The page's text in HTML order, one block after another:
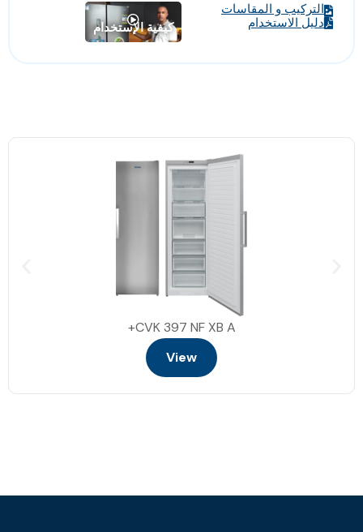
• الابعاد : 59.5*72*185 سم (العرض* العمق *
الارتفاع)
التركيب و المقاسات
دليل الاستخدام
كيفية الإستخدام
CVK 397 NF XB A+
View